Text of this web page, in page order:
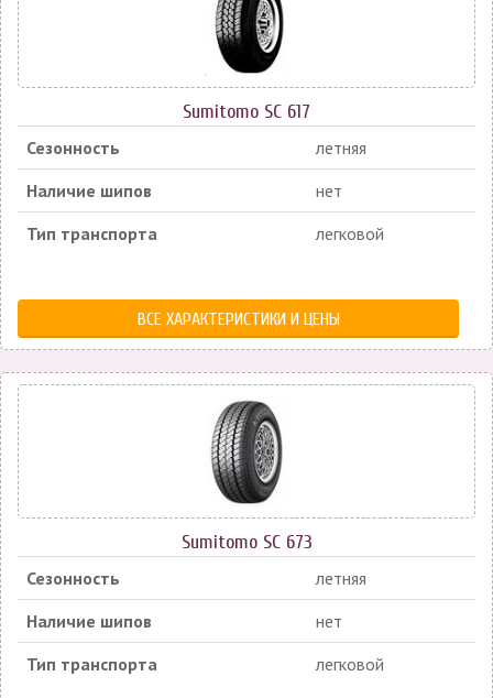
Sumitomo SC 617
Сезонность
летняя
Наличие шипов
нет
Тип транспорта
легковой
ВСЕ ХАРАКТЕРИСТИКИ И ЦЕНЫ
Sumitomo SC 673
Сезонность
летняя
Наличие шипов
нет
Тип транспорта
легковой